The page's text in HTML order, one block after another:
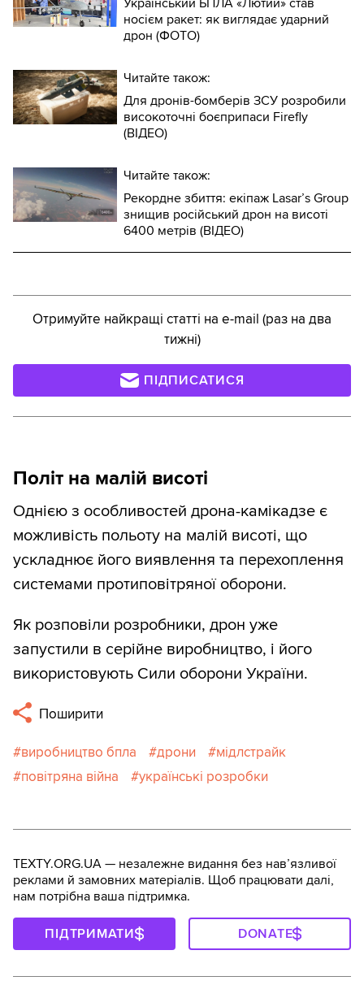
Український БПЛА «Лютий» став
носієм ракет: як виглядає ударний
дрон (ФОТО)
Читайте також:
Для дронів-бомберів ЗСУ розробили
високоточні боєприпаси Firefly
(ВІДЕО)
Читайте також:
Рекордне збиття: екіпаж Lasar’s Group
знищив російський дрон на висоті
6400 метрів (ВІДЕО)
Отримуйте найкращі статті на e-mail (раз на два
тижні)
ПІДПИСАТИСЯ
Політ на малій висоті
Однією з особливостей дрона-камікадзе є
можливість польоту на малій висоті, що
ускладнює його виявлення та перехоплення
системами протиповітряної оборони.
Як розповіли розробники, дрон уже
запустили в серійне виробництво, і його
використовують Сили оборони України.
Поширити
виробництво бпла дрони
мідлстрайк
повітряна війна
українські розробки
TEXTY.ORG.UA — незалежне видання без навʼязливої
реклами й замовних матеріалів. Щоб працювати далі,
нам потрібна ваша підтримка.
ПІДТРИМАТИ DONATE